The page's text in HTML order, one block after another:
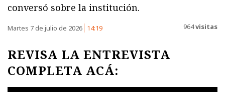
conversó sobre la institución.
Martes 7 de julio de 2026 14:19 964visitas
REVISA LA ENTREVISTA
COMPLETA ACÁ: